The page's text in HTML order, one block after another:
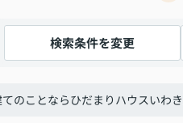
検索条件を変更
のことならひだまりハウスいわ